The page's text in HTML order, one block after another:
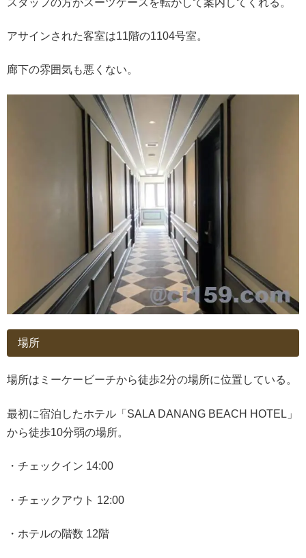
アサインされた客室は11階の1104号室。
廊下の雰囲気も悪くない。
場所
場所はミーケービーチから徒歩2分の場所に位置している。
最初に宿泊したホテル「SALA DANANG BEACH HOTEL」
から徒歩10分弱の場所。
・チェックイン 14:00
・チェックアウト 12:00
・ホテルの階数 12階